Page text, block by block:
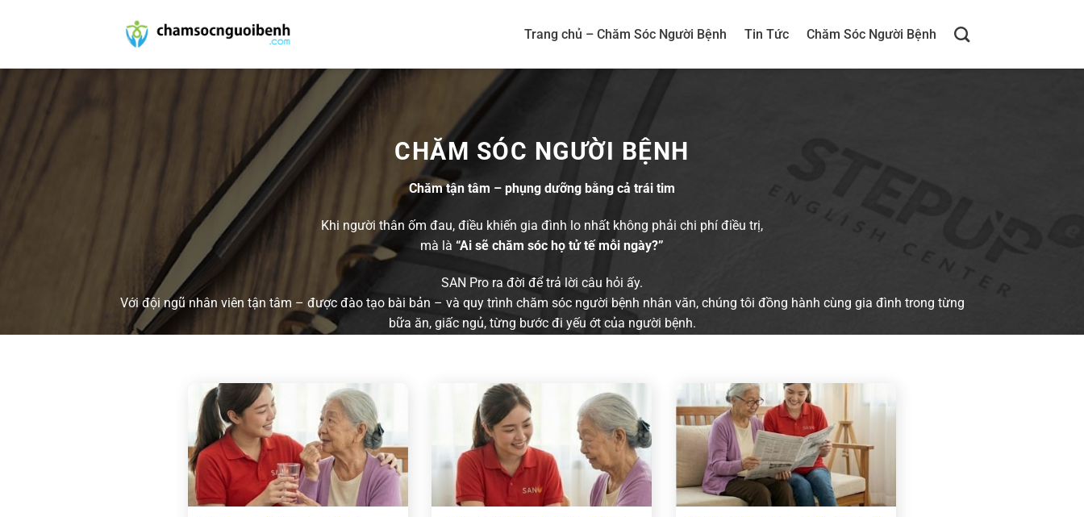
dung
Trang chủ – Chăm Sóc Người Bệnh Tin Tức Chăm Sóc Người Bệnh
CHĂM SÓC NGƯỜI BỆNH
Chăm tận tâm – phụng dưỡng bằng cả trái tim
Khi người thân ốm đau, điều khiến gia đình lo nhất không phải chi phí điều trị,
mà là “Ai sẽ chăm sóc họ tử tế mỗi ngày?”
SAN Pro ra đời để trả lời câu hỏi ấy.
Với đội ngũ nhân viên tận tâm – được đào tạo bài bản – và quy trình chăm sóc người bệnh nhân văn, chúng tôi đồng hành cùng gia đình trong từng
bữa ăn, giấc ngủ, từng bước đi yếu ớt của người bệnh.